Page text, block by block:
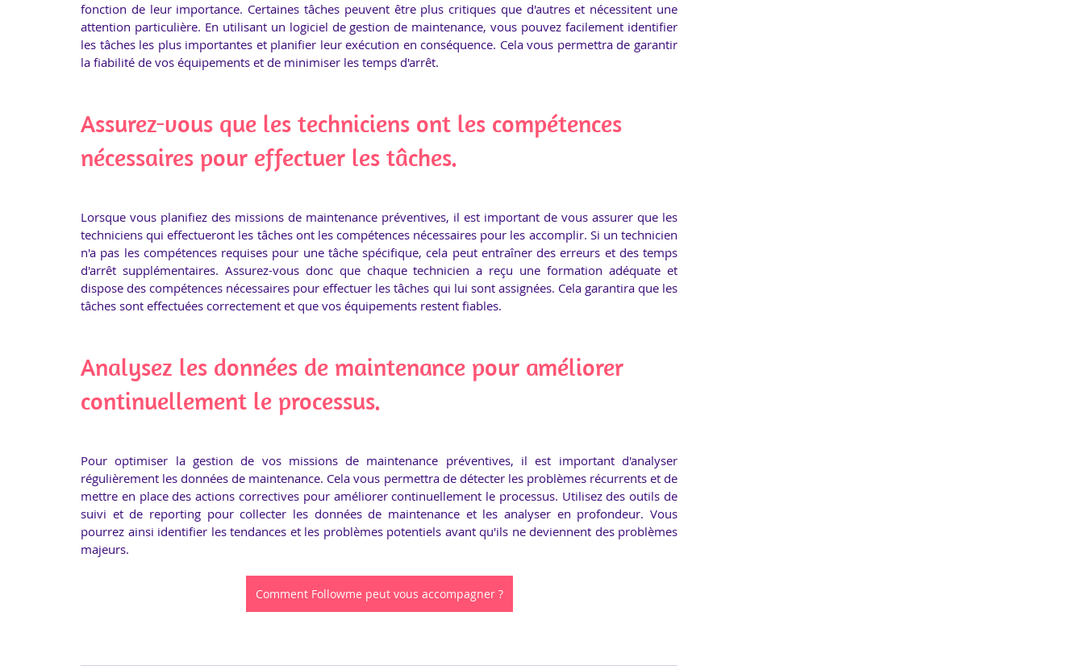
fonction de leur importance. Certaines tâches peuvent être plus critiques que d'autres et nécessitent une
attention particulière. En utilisant un logiciel de gestion de maintenance, vous pouvez facilement identifier
les tâches les plus importantes et planifier leur exécution en conséquence. Cela vous permettra de garantir
la fiabilité de vos équipements et de minimiser les temps d'arrêt.
Assurez-vous que les techniciens ont les compétences
nécessaires pour effectuer les tâches.
Lorsque vous planifiez des missions de maintenance préventives, il est important de vous assurer que les
techniciens qui effectueront les tâches ont les compétences nécessaires pour les accomplir. Si un technicien
n'a pas les compétences requises pour une tâche spécifique, cela peut entraîner des erreurs et des temps
d'arrêt supplémentaires. Assurez-vous donc que chaque technicien a reçu une formation adéquate et
dispose des compétences nécessaires pour effectuer les tâches qui lui sont assignées. Cela garantira que les
tâches sont effectuées correctement et que vos équipements restent fiables.
Analysez les données de maintenance pour améliorer
continuellement le processus.
Pour optimiser la gestion de vos missions de maintenance préventives, il est important d'analyser
régulièrement les données de maintenance. Cela vous permettra de détecter les problèmes récurrents et de
mettre en place des actions correctives pour améliorer continuellement le processus. Utilisez des outils de
suivi et de reporting pour collecter les données de maintenance et les analyser en profondeur. Vous
pourrez ainsi identifier les tendances et les problèmes potentiels avant qu'ils ne deviennent des problèmes
majeurs.
Comment Followme peut vous accompagner ?